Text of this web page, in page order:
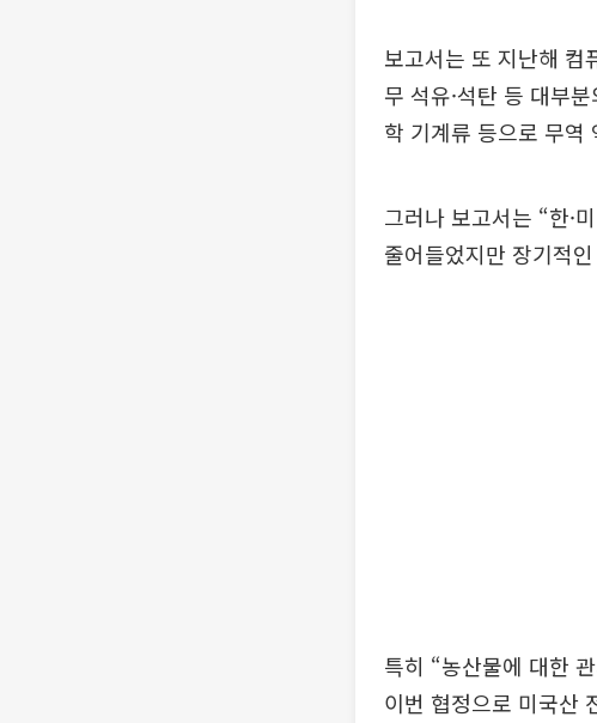
보고서는 또 지난해 컴
무 석유·석탄 등 대부
학 기계류 등으로 무역
그러나 보고서는 “한·
줄어들었지만 장기적
특히 “농산물에 대한
이번 협정으로 미국산